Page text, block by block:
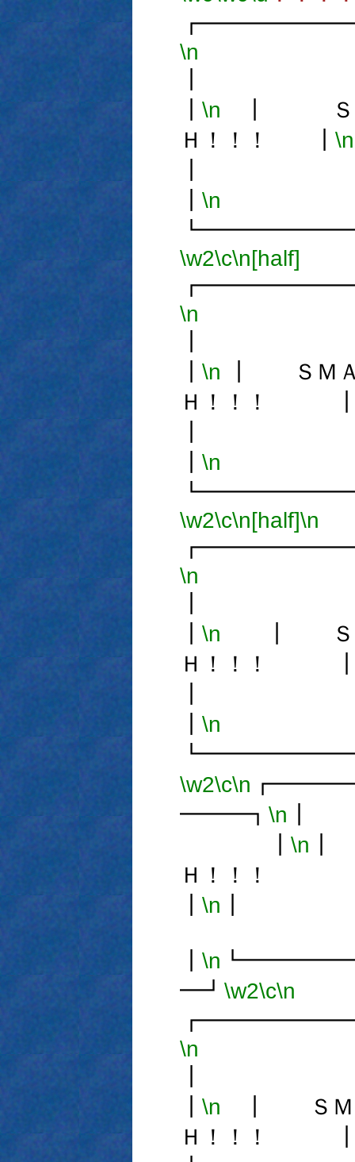
\n
\n ┃ ＳＭＡ
Ｈ！！！ ┃ \n
\n
\w2\c\n[half]
\n
\n ┃ ＳＭＡ
Ｈ！！！
\n
\w2\c\n[half]\n
\n
\n ┃ ＳＭＡ
Ｈ！！！
\n
\w2\c\n
━━━┓ \n
\n
Ｈ！！！
\n
\n
━┛ \w2\c\n
\n
\n ┃ ＳＭＡ
Ｈ！！！